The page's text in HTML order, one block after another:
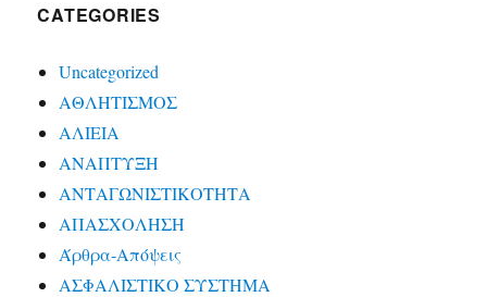
CATEGORIES
Uncategorized
ΑΘΛΗΤΙΣΜΟΣ
ΑΛΙΕΙΑ
ΑΝΑΠΤΥΞΗ
ΑΝΤΑΓΩΝΙΣΤΙΚΟΤΗΤΑ
ΑΠΑΣΧΟΛΗΣΗ
Άρθρα-Απόψεις
ΑΣΦΑΛΙΣΤΙΚΟ ΣΥΣΤΗΜΑ